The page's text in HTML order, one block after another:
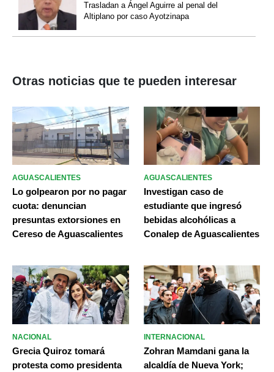
Trasladan a Ángel Aguirre al penal del
Altiplano por caso Ayotzinapa
Otras noticias que te pueden interesar
AGUASCALIENTES
Lo golpearon por no pagar
cuota: denuncian
presuntas extorsiones en
Cereso de Aguascalientes
AGUASCALIENTES
Investigan caso de
estudiante que ingresó
bebidas alcohólicas a
Conalep de Aguascalientes
NACIONAL
Grecia Quiroz tomará
protesta como presidenta
INTERNACIONAL
Zohran Mamdani gana la
alcaldía de Nueva York;